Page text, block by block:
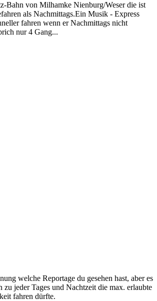
Bahn von Milhamke Nienburg/Weser die ist
als Nachmittags.Ein Musik - Express
fahren wenn er Nachmittags nicht
nur 4 Gang...
welche Reportage du gesehen hast, aber es
zu jeder Tages und Nachtzeit die max. erlaubte
fahren dürfte.